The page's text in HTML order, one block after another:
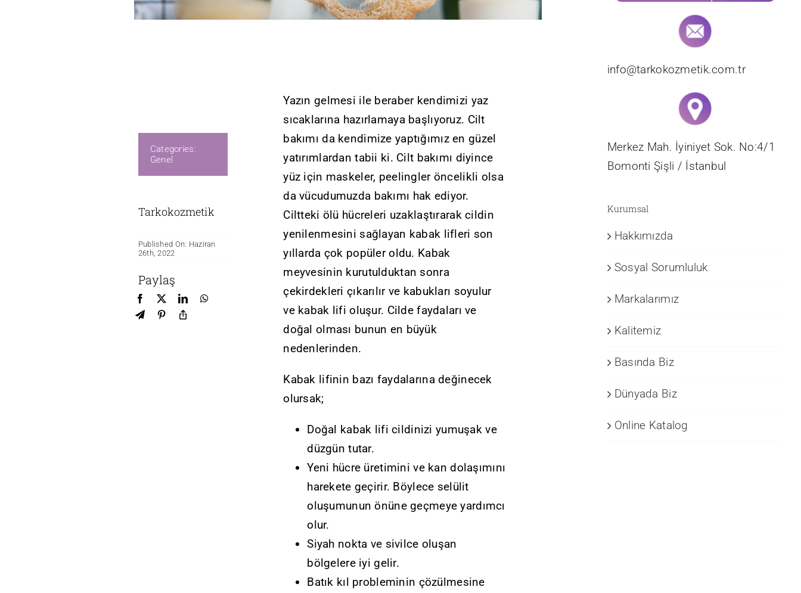
Categories:
Genel
Tarkokozmetik
Published On: Haziran
26th, 2022
Paylaş
Yazın gelmesi ile beraber kendimizi yaz
sıcaklarına hazırlamaya başlıyoruz. Cilt
bakımı da kendimize yaptığımız en güzel
yatırımlardan tabii ki. Cilt bakımı diyince
yüz için maskeler, peelingler öncelikli olsa
da vücudumuzda bakımı hak ediyor.
Ciltteki ölü hücreleri uzaklaştırarak cildin
yenilenmesini sağlayan kabak lifleri son
yıllarda çok popüler oldu. Kabak
meyvesinin kurutulduktan sonra
çekirdekleri çıkarılır ve kabukları soyulur
ve kabak lifi oluşur. Cilde faydaları ve
doğal olması bunun en büyük
nedenlerinden.
Kabak lifinin bazı faydalarına değinecek
olursak;
Doğal kabak lifi cildinizi yumuşak ve
düzgün tutar.
Yeni hücre üretimini ve kan dolaşımını
harekete geçirir. Böylece selülit
oluşumunun önüne geçmeye yardımcı
olur.
Siyah nokta ve sivilce oluşan
bölgelere iyi gelir.
Batık kıl probleminin çözülmesine
info@tarkokozmetik.com.tr
Merkez Mah. İyiniyet Sok. No:4/1
Bomonti Şişli / İstanbul
Kurumsal
Hakkımızda
Sosyal Sorumluluk
Markalarımız
Kalitemiz
Basında Biz
Dünyada Biz
Online Katalog